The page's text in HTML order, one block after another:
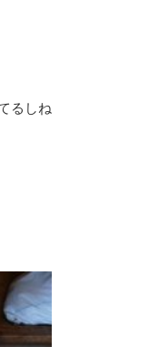
るしね